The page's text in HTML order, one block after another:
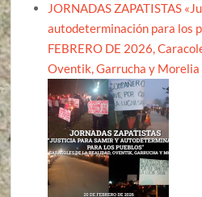
JORNADAS ZAPATISTAS
autodeterminación para los
FEBRERO DE 2026,
Oventik, Garrucha y Morelia